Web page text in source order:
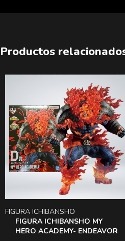
Productos
FIGURA ICHIBANSHO MY
HERO ACADEMY- ENDEAVOR
FIGURA ICHIBANSHO